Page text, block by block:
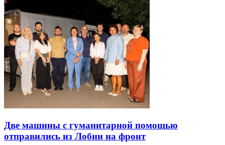
Две машины с гуманитарной помощью
отправились из Лобни на фронт